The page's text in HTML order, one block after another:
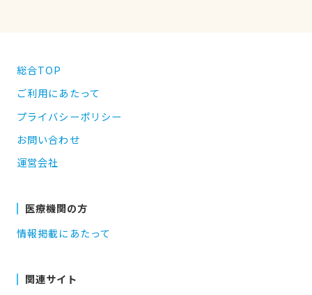
総合TOP
ご利用にあたって
プライバシーポリシー
お問い合わせ
運営会社
医療機関の方
情報掲載にあたって
関連サイト